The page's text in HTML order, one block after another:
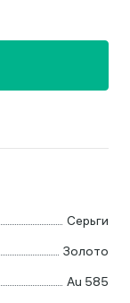
Серьги
Золото
Au 585